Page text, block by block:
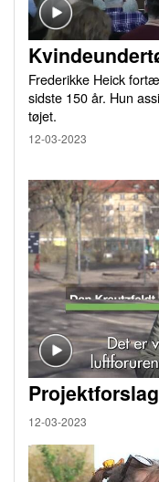
Frederikke Heick
sidste 150 år. Hun
tøjet.
12-03-2023
12-03-2023